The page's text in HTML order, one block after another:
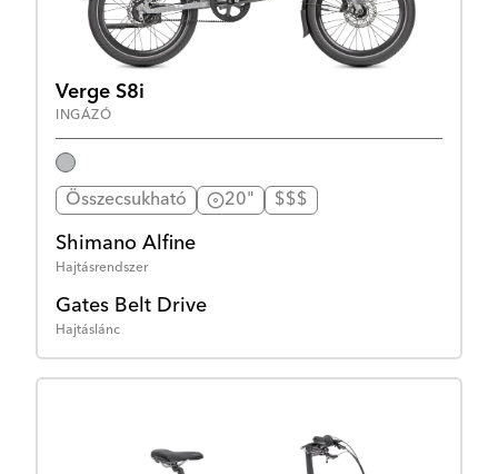
Verge S8i
INGÁZÓ
Összecsukható 20" $$$
Shimano Alfine
Hajtásrendszer
Gates Belt Drive
Hajtáslánc